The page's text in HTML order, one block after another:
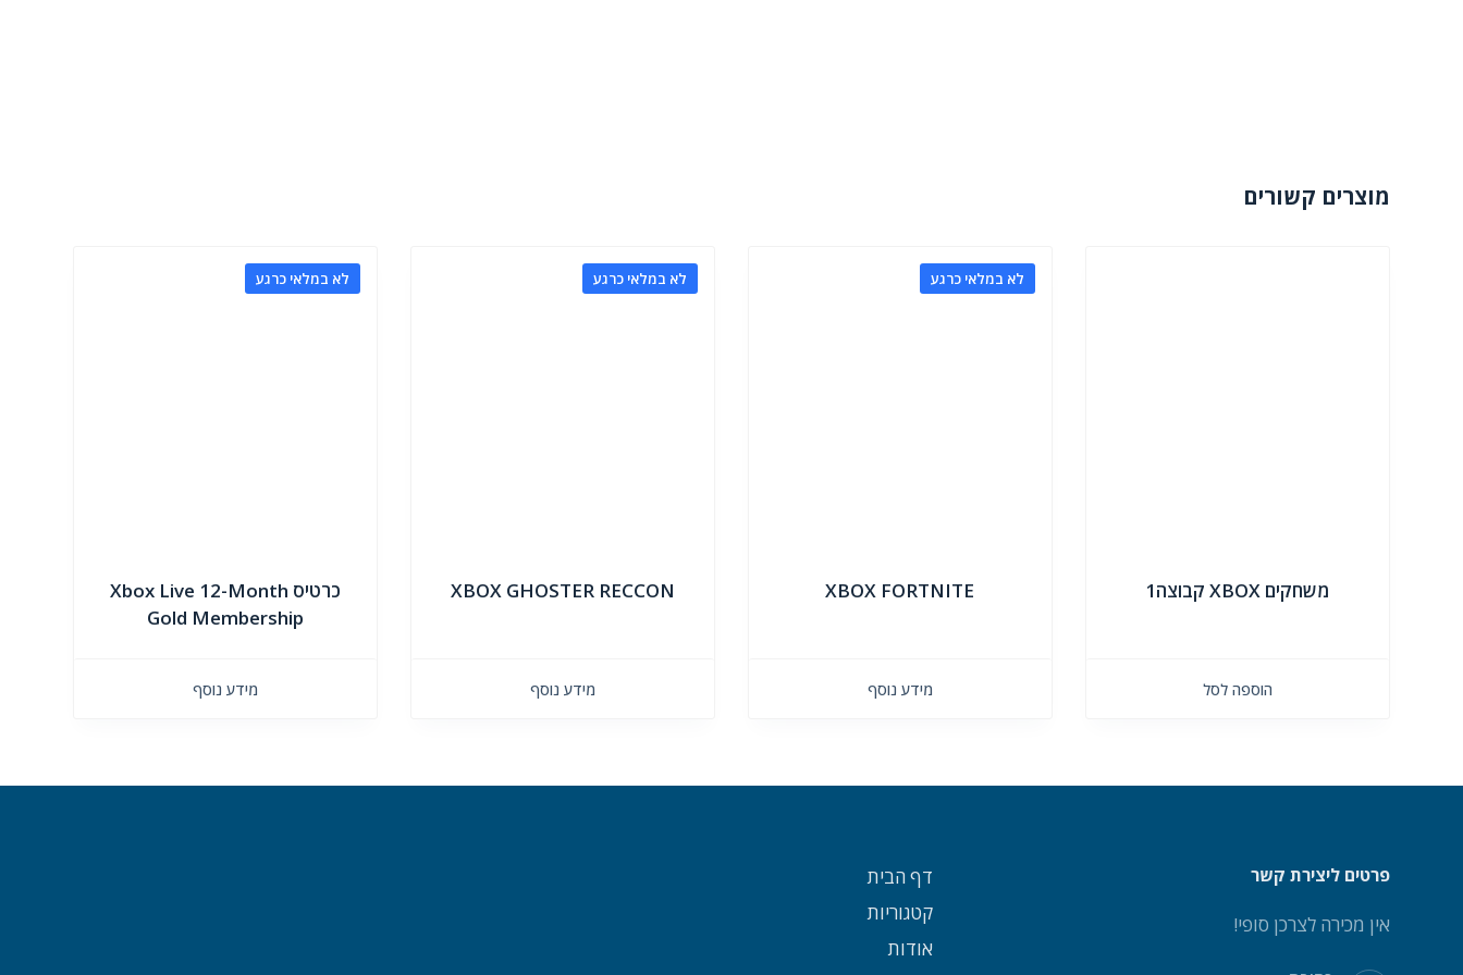
מוצרים קשורים
משחקים XBOX קבוצה1
הוספה לסל
לא במלאי כרגע
XBOX FORTNITE
מידע נוסף
לא במלאי כרגע
XBOX GHOSTER RECCON
מידע נוסף
לא במלאי כרגע
כרטיס Xbox Live 12-Month
Gold Membership
מידע נוסף
פרטים ליצירת קשר
אין מכירה לצרכן סופי!
דף הבית
קטגוריות
אודות